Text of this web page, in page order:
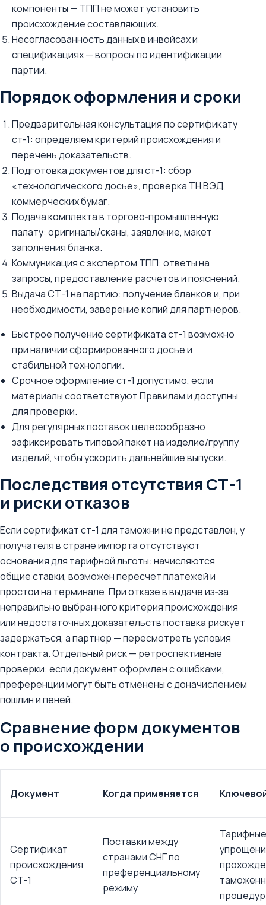
компоненты — ТПП не может установить
происхождение составляющих.
Несогласованность данных в инвойсах и
спецификациях — вопросы по идентификации
партии.
Порядок оформления и сроки
Предварительная консультация по сертификату
ст-1: определяем критерий происхождения и
перечень доказательств.
Подготовка документов для ст-1: сбор
«технологического досье», проверка ТН ВЭД,
коммерческих бумаг.
Подача комплекта в торгово‑промышленную
палату: оригиналы/сканы, заявление, макет
заполнения бланка.
Коммуникация с экспертом ТПП: ответы на
запросы, предоставление расчетов и пояснений.
Выдача СТ-1 на партию: получение бланков и, при
необходимости, заверение копий для партнеров.
Быстрое получение сертификата ст-1 возможно
при наличии сформированного досье и
стабильной технологии.
Срочное оформление ст-1 допустимо, если
материалы соответствуют Правилам и доступны
для проверки.
Для регулярных поставок целесообразно
зафиксировать типовой пакет на изделие/группу
изделий, чтобы ускорить дальнейшие выпуски.
Последствия отсутствия СТ-1
и риски отказов
Если сертификат ст-1 для таможни не представлен, у
получателя в стране импорта отсутствуют
основания для тарифной льготы: начисляются
общие ставки, возможен пересчет платежей и
простои на терминале. При отказе в выдаче из‑за
неправильно выбранного критерия происхождения
или недостаточных доказательств поставка рискует
задержаться, а партнер — пересмотреть условия
контракта. Отдельный риск — ретроспективные
проверки: если документ оформлен с ошибками,
преференции могут быть отменены с доначислением
пошлин и пеней.
Сравнение форм документов
о происхождении
Документ Когда применяется
Сертификат
происхождения
СТ-1
Поставки между
странами СНГ по
преференциальному
режиму
процедур